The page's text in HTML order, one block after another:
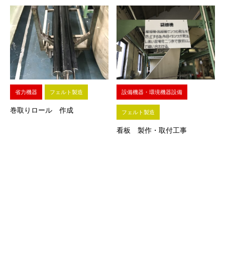
省力機器 フェルト製造
巻取りロール 作成
設備機器・環境機器設備
フェルト製造
看板 製作・取付工事